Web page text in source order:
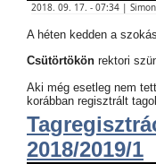
2018. 09. 17. - 07:34 |
A héten kedden a
Csütörtökön rektori
Aki még esetleg nem
korábban regisztrált
2018/2019/1